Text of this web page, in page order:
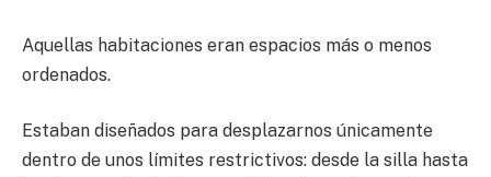
Aquellas habitaciones eran espacios más o menos
ordenados.
Estaban diseñados para desplazarnos únicamente
dentro de unos límites restrictivos: desde la silla hasta